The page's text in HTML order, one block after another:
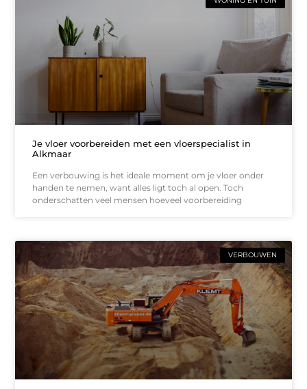
Je vloer voorbereiden met een vloerspecialist in
Alkmaar
Een verbouwing is het ideale moment om je vloer onder
handen te nemen, want alles ligt toch al open. Toch
onderschatten veel mensen hoeveel voorbereiding
VERBOUWEN